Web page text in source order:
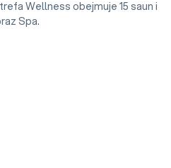
Wellness obejmuje 15 saun i
Spa.